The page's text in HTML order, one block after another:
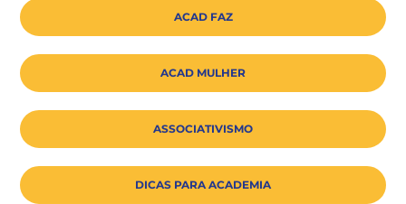
ACAD FAZ
ACAD MULHER
ASSOCIATIVISMO
DICAS PARA ACADEMIA